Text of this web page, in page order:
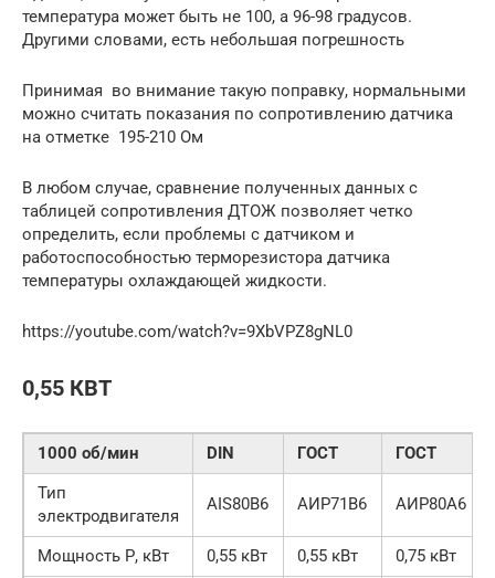
температура может быть не 100, а 96-98 градусов.
Другими словами, есть небольшая погрешность
Принимая во внимание такую поправку, нормальными
можно считать показания по сопротивлению датчика
на отметке 195-210 Ом
В любом случае, сравнение полученных данных с
таблицей сопротивления ДТОЖ позволяет четко
определить, если проблемы с датчиком и
работоспособностью терморезистора датчика
температуры охлаждающей жидкости.
https://youtube.com/watch?v=9XbVPZ8gNL0
0,55 КВТ
1000 об/мин DIN ГОСТ
ГОСТ
Тип
электродвигателя
АIS80В6 АИР71В6 АИР80А6
Мощность Р, кВт 0,55 кВт 0,55 кВт
0,75 кВт